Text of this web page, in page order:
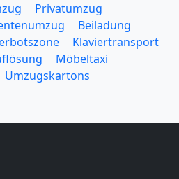
Privatumzug
Beiladung
Klaviertransport
Möbeltaxi
Umzugskartons